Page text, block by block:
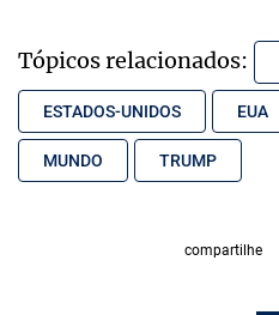
Tópicos relacionados:
ESTADOS-UNIDOS EUA
MUNDO TRUMP
compartilhe